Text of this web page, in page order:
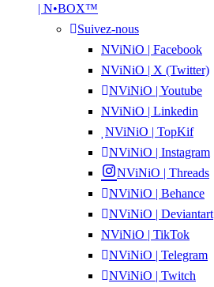
| N•BOX™
Suivez-nous
NViNiO | Facebook
NViNiO | X (Twitter)
NViNiO | Youtube
NViNiO | Linkedin
NViNiO | TopKif
NViNiO | Instagram
NViNiO | Threads
NViNiO | Behance
NViNiO | Deviantart
NViNiO | TikTok
NViNiO | Telegram
NViNiO | Twitch